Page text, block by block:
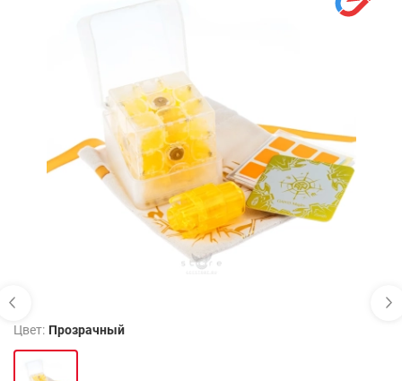
Цвет: Прозрачный